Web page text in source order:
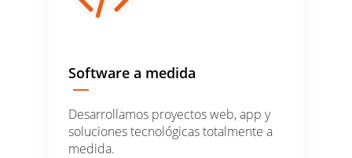
Software a medida
Desarrollamos proyectos web, app y
soluciones tecnológicas totalmente a
medida.